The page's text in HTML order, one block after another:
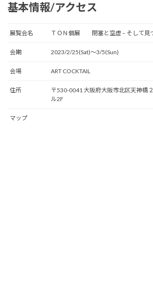
基本情報/アクセス
展覧会名 ＴＯＮ個展 閉塞と空虚 – そして見
会期 2023/2/25(Sat)〜3/5(Sun)
会場 ART COCKTAIL
住所
〒530-0041 大阪府大阪市北区天神
ル2F
マップ